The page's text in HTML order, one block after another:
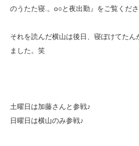
のうたた寝.。o○と夜出勤』をご覧くだ
それを読んだ横山は後日、寝ぼけてた
ました。笑
土曜日は加藤さんと参戦♪
日曜日は横山のみ参戦♪